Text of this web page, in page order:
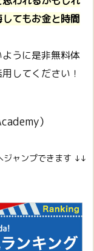
てもお金と時間
うに是非無料体
してください！
）
ジャンプできます ↓↓